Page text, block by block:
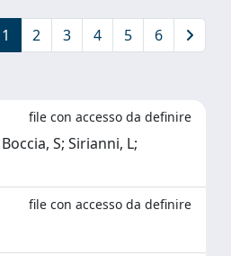
1 2 3 4 5 6
file con accesso da definire
S; Sirianni, L;
file con accesso da definire